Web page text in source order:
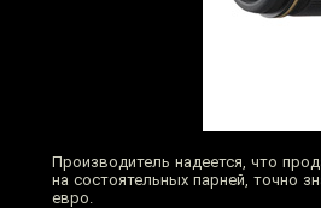
Производитель надеется, что
на состоятельных парней, точно
евро.